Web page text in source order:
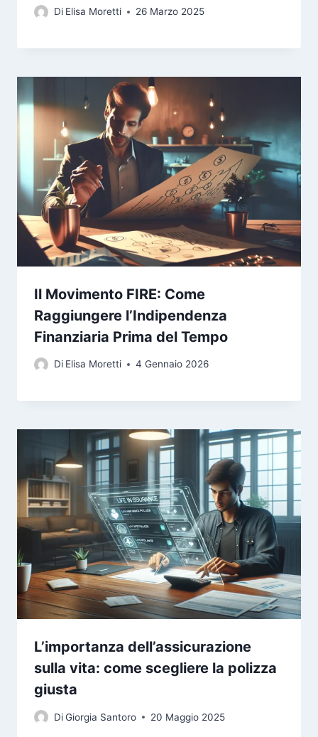
Di Elisa Moretti 26 Marzo 2025
Il Movimento FIRE: Come
Raggiungere l’Indipendenza
Finanziaria Prima del Tempo
Di Elisa Moretti 4 Gennaio 2026
L’importanza dell’assicurazione
sulla vita: come scegliere la polizza
giusta
DiGiorgia Santoro 20 Maggio 2025